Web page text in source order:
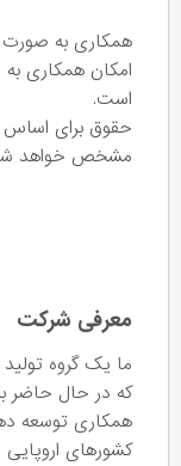
همکاری به
امکان همکاری
است.
حقوق برای اساس
مشخص خواهد
معرفی شرکت
ما یک گروه
که در حال حاضر
همکاری توسعه
کشورهای